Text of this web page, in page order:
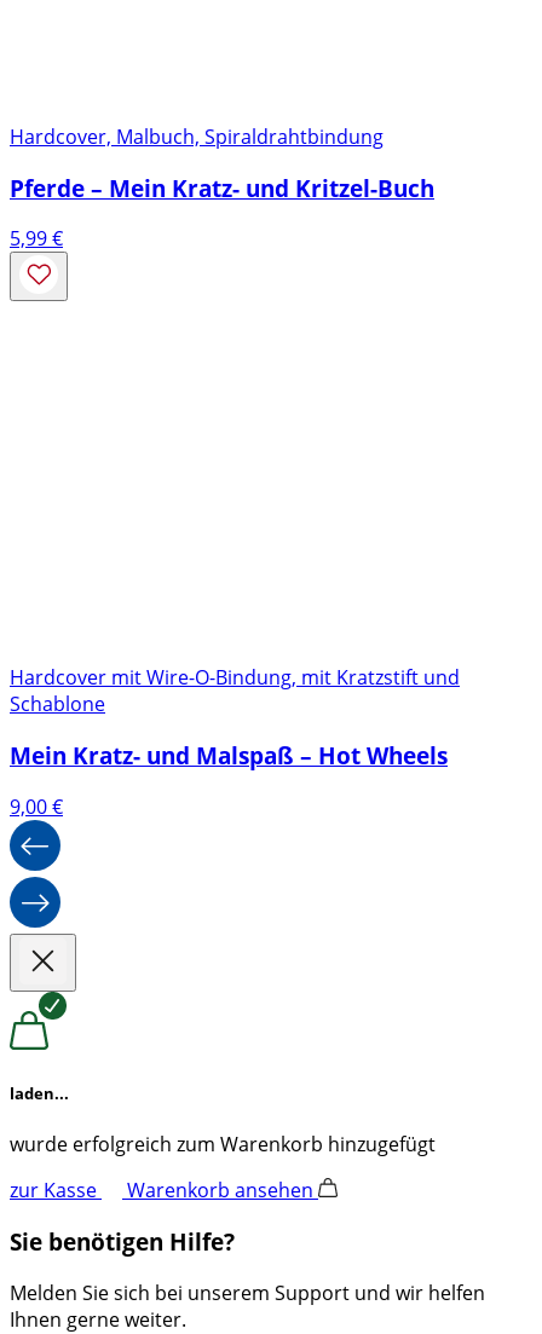
Hardcover, Malbuch, Spiraldrahtbindung
Pferde – Mein Kratz- und Kritzel-Buch
5,99€
Hardcover mit Wire-O-Bindung, mit Kratzstift und
Schablone
Mein Kratz- und Malspaß – Hot Wheels
9,00€
laden...
wurde erfolgreich zum Warenkorb hinzugefügt
zur Kasse
Warenkorb ansehen
Sie benötigen Hilfe?
Melden Sie sich bei unserem Support und wir helfen
Ihnen gerne weiter.